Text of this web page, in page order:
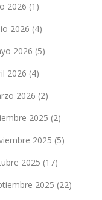
2026 (1)
2026 (4)
2026 (5)
2026 (4)
2026 (2)
2025 (2)
2025 (5)
2025 (17)
2025 (22)